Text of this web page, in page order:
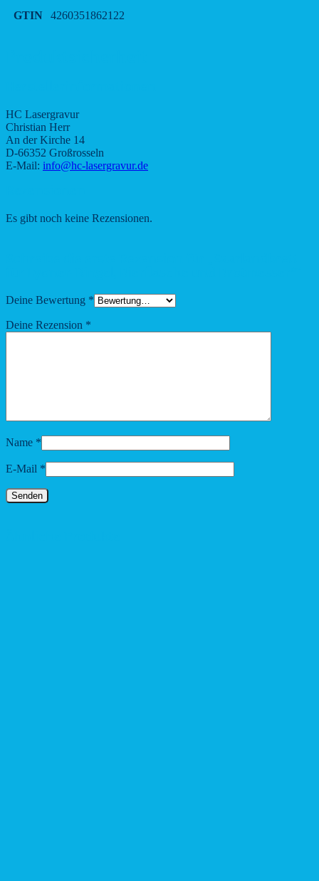
GTIN 4260351862122
HC Lasergravur
Christian Herr
An der Kirche 14
D-66352 Großrosseln
E-Mail: info@hc-lasergravur.de
Es gibt noch keine Rezensionen.
Deine Bewertung *
Deine Rezension *
Name *
E-Mail *